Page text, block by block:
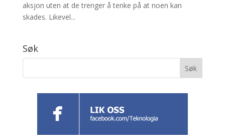
aksjon uten at de trenger å tenke på at noen kan
skades. Likevel...
Søk